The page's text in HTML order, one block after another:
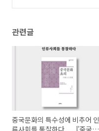
관련글
중국문화의 특수성에 비추어 인